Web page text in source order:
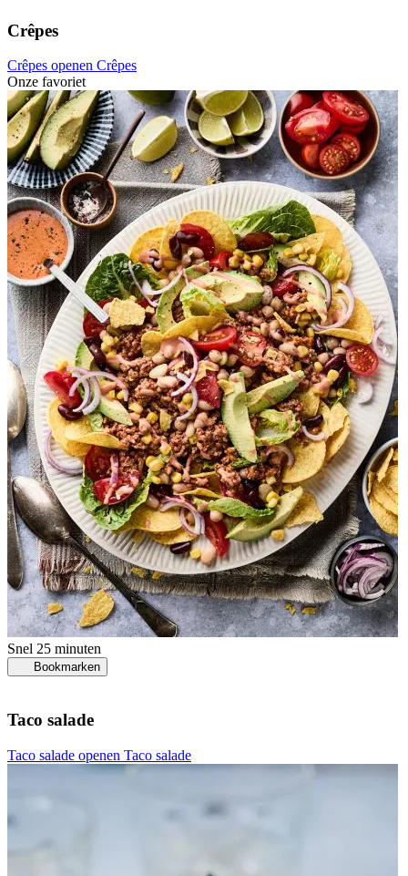
Crêpes
Crêpes openen Crêpes
Onze favoriet
Snel 25 minuten
Bookmarken
Taco salade
Taco salade openen Taco salade